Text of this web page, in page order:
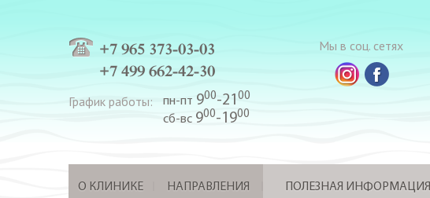
+7 965 373-03-03
+7 499 662-42-30
График работы: пн-пт 900-21 00
сб-вс 900-1900
Мы в соц. сетях
О КЛИНИКЕ НАПРАВЛЕНИЯ ПОЛЕЗНАЯ ИНФОРМАЦИЯ